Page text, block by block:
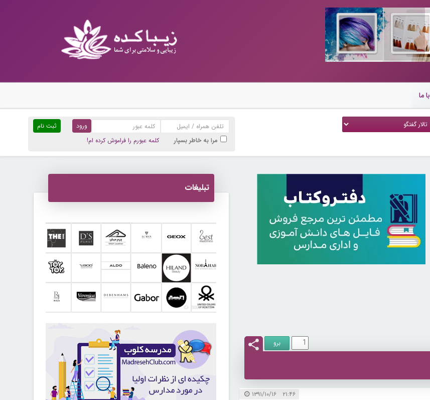
ما
ثبت نام
مرا به خاطر بسپار
کلمه عبورم را فراموش کرده ام!
۲۱:۴۶ ۱۳۹۱/۱۰/۱۶
تبلیغات
30817816